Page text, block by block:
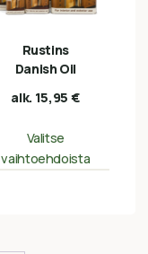
Rustins
Danish Oil
alk. 15,95 €
Valitse
vaihtoehdoista